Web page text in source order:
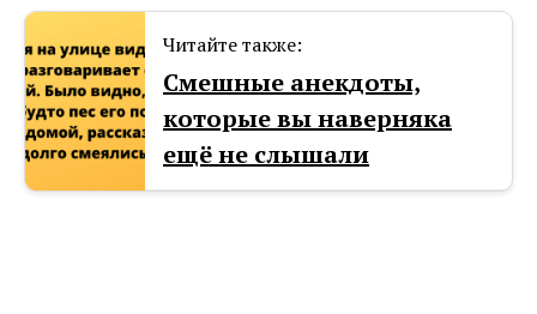
Читайте также:
Смешные анекдоты,
которые вы наверняка
ещё не слышали